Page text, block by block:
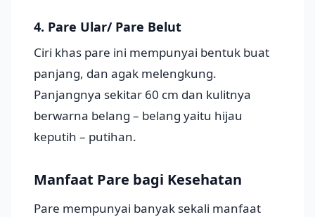
4. Pare Ular/ Pare Belut
Ciri khas pare ini mempunyai bentuk buat
panjang, dan agak melengkung.
Panjangnya sekitar 60 cm dan kulitnya
berwarna belang – belang yaitu hijau
keputih – putihan.
Manfaat Pare bagi Kesehatan
Pare mempunyai banyak sekali manfaat